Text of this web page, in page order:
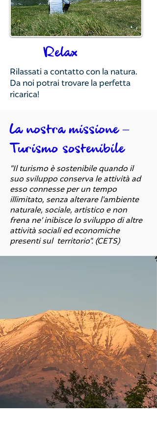
Relax
Rilassati a contatto con la natura.
Da noi potrai trovare la perfetta
ricarica!
La nostra missione –
Turismo sostenibile
"Il turismo è sostenibile quando il
suo sviluppo conserva le attività ad
esso connesse per un tempo
illimitato, senza alterare l'ambiente
naturale, sociale, artistico e non
frena ne’ inibisce lo sviluppo di altre
attività sociali ed economiche
presenti sul territorio". (CETS)